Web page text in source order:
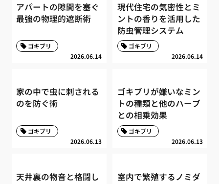
アパートの隙間を塞ぐ
最強の物理的遮断術
2026.06.14
ゴキブリ
現代住宅の気密性とミ
ントの香りを活用した
防虫管理システム
2026.06.14
ゴキブリ
家の中で虫に刺される
のを防ぐ術
2026.06.13
ゴキブリ
ゴキブリが嫌いなミン
トの種類と他のハーブ
との相乗効果
2026.06.13
ゴキブリ
天井裏の物音と格闘し
室内で繁殖するノミダ